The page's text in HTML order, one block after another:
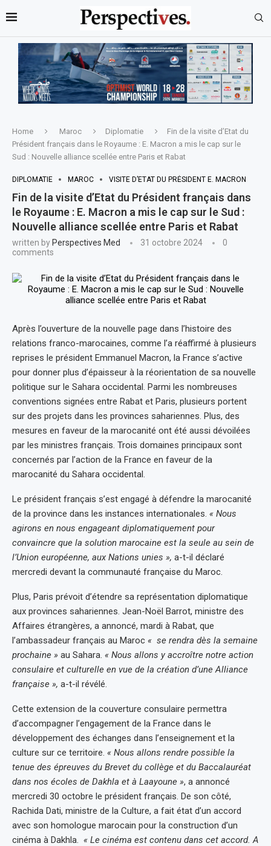
Home Maroc Diplomatie
Fin de la visite d’Etat du
Président français dans le Royaume : E. Macron a mis le cap sur le
Sud : Nouvelle alliance scellée entre Paris et Rabat
DIPLOMATIE MAROC VISITE D’ETAT DU PRÉSIDENT E. MACRON
Fin de la visite d’Etat du Président français dans
le Royaume : E. Macron a mis le cap sur le Sud :
Nouvelle alliance scellée entre Paris et Rabat
written by Perspectives Med 31 octobre 2024
0
comments
Après l’ouverture de la nouvelle page dans l’histoire des
relations franco-marocaines, comme l’a réaffirmé à plusieurs
reprises le président Emmanuel Macron, la France s’active
pour donner plus d’épaisseur à la réorientation de sa nouvelle
politique sur le Sahara occidental. Parmi les nombreuses
conventions signées entre Rabat et Paris, plusieurs portent
sur des projets dans les provinces sahariennes. Plus, des
mesures en faveur de la marocanité ont été aussi dévoilées
par les ministres français. Trois domaines principaux sont
concernés par l’action de la France en faveur de la
marocanité du Sahara occidental.
Le président français s’est engagé à défendre la marocanité
de la province dans les instances internationales. « Nous
agirons en nous engageant diplomatiquement pour
convaincre que la solution marocaine est la seule au sein de
l’Union européenne, aux Nations unies », a-t-il déclaré
mercredi devant la communauté française du Maroc.
Plus, Paris prévoit d’étendre sa représentation diplomatique
aux provinces sahariennes. Jean-Noël Barrot, ministre des
Affaires étrangères, a annoncé, mardi à Rabat, que
l’ambassadeur français au Maroc « se rendra dès la semaine
prochaine » au Sahara. « Nous allons y accroître notre action
consulaire et culturelle en vue de la création d’une Alliance
française », a-t-il révélé.
Cette extension de la couverture consulaire permettra
d’accompagner l’engagement de la France dans le
développement des échanges dans l’enseignement et la
culture sur ce territoire. « Nous allons rendre possible la
tenue des épreuves du Brevet du collège et du Baccalauréat
dans nos écoles de Dakhla et à Laayoune », a annoncé
mercredi 30 octobre le président français. De son côté,
Rachida Dati, ministre de la Culture, a fait état d’un accord
avec son homologue marocain pour la construction d’un
cinéma à Dakhla. « Le cinéma est contenu dans cet accord. A